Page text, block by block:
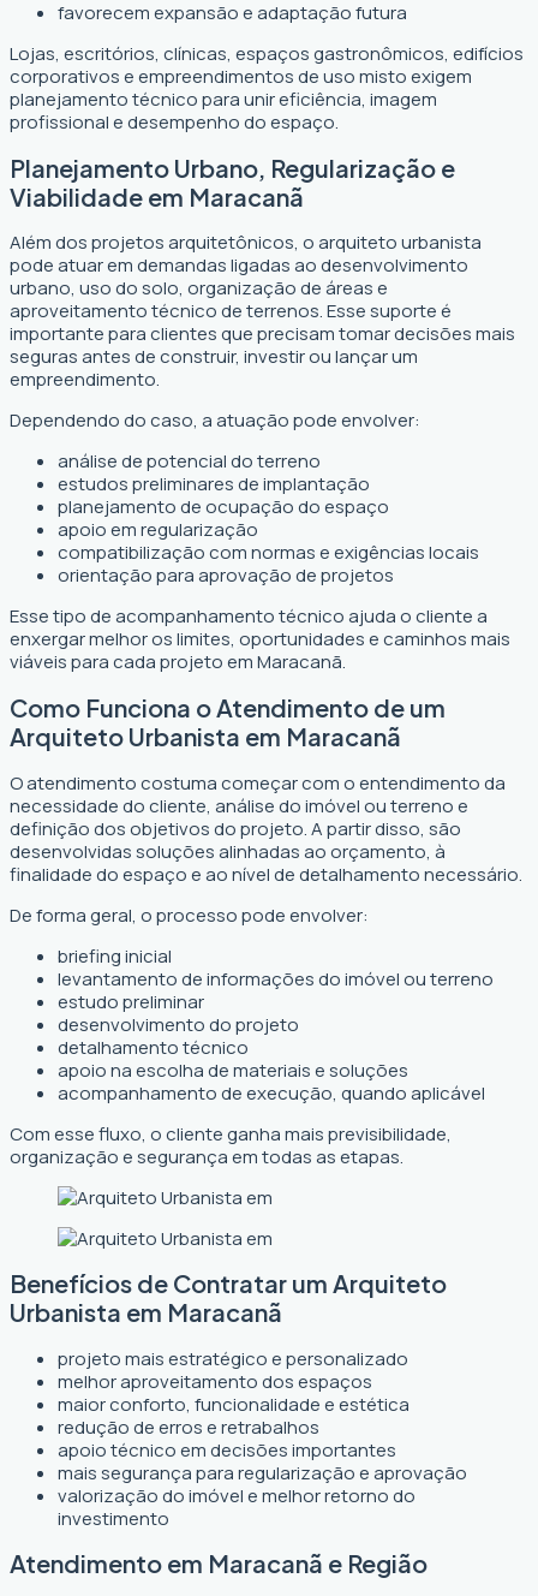
favorecem expansão e adaptação futura
Lojas, escritórios, clínicas, espaços gastronômicos, edifícios
corporativos e empreendimentos de uso misto exigem
planejamento técnico para unir eficiência, imagem
profissional e desempenho do espaço.
Planejamento Urbano, Regularização e
Viabilidade em Maracanã
Além dos projetos arquitetônicos, o arquiteto urbanista
pode atuar em demandas ligadas ao desenvolvimento
urbano, uso do solo, organização de áreas e
aproveitamento técnico de terrenos. Esse suporte é
importante para clientes que precisam tomar decisões mais
seguras antes de construir, investir ou lançar um
empreendimento.
Dependendo do caso, a atuação pode envolver:
análise de potencial do terreno
estudos preliminares de implantação
planejamento de ocupação do espaço
apoio em regularização
compatibilização com normas e exigências locais
orientação para aprovação de projetos
Esse tipo de acompanhamento técnico ajuda o cliente a
enxergar melhor os limites, oportunidades e caminhos mais
viáveis para cada projeto em Maracanã.
Como Funciona o Atendimento de um
Arquiteto Urbanista em Maracanã
O atendimento costuma começar com o entendimento da
necessidade do cliente, análise do imóvel ou terreno e
definição dos objetivos do projeto. A partir disso, são
desenvolvidas soluções alinhadas ao orçamento, à
finalidade do espaço e ao nível de detalhamento necessário.
De forma geral, o processo pode envolver:
briefing inicial
levantamento de informações do imóvel ou terreno
estudo preliminar
desenvolvimento do projeto
detalhamento técnico
apoio na escolha de materiais e soluções
acompanhamento de execução, quando aplicável
Com esse fluxo, o cliente ganha mais previsibilidade,
organização e segurança em todas as etapas.
Benefícios de Contratar um Arquiteto
Urbanista em Maracanã
projeto mais estratégico e personalizado
melhor aproveitamento dos espaços
maior conforto, funcionalidade e estética
redução de erros e retrabalhos
apoio técnico em decisões importantes
mais segurança para regularização e aprovação
valorização do imóvel e melhor retorno do
investimento
Atendimento em Maracanã e Região